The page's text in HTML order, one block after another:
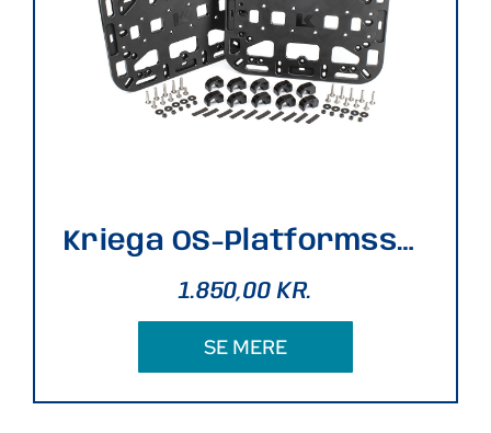
Kriega OS-Platformssætt
1.850,00KR.
SE MERE